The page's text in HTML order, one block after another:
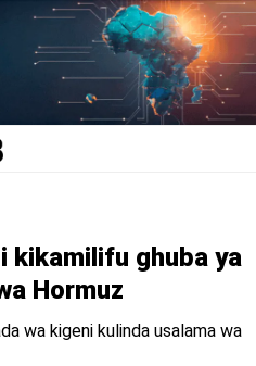
kikamilifu ghuba ya
Hormuz
wa kigeni kulinda usalama wa